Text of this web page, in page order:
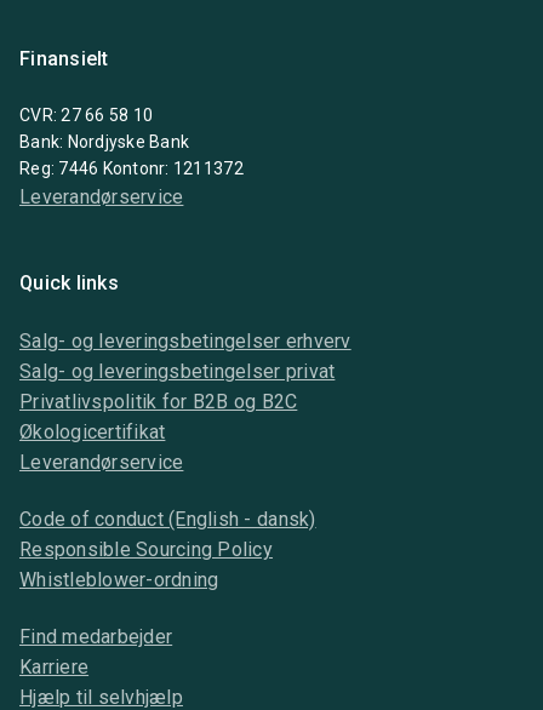
Finansielt
CVR: 27 66 58 10
Bank: Nordjyske Bank
Reg: 7446 Kontonr: 1211372
Leverandørservice
Quick links
Salg- og leveringsbetingelser erhverv
Salg- og leveringsbetingelser privat
Privatlivspolitik for B2B og B2C
Økologicertifikat
Leverandørservice
Code of conduct (English - dansk)
Responsible Sourcing Policy
Whistleblower-ordning
Find medarbejder
Karriere
Hjælp til selvhjælp